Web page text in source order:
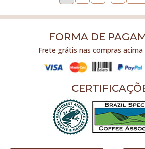
FORMA DE
Frete grátis nas compras acima